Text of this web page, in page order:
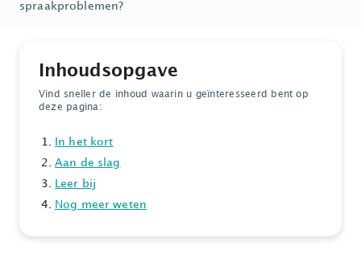
spraakproblemen?
Inhoudsopgave
Vind sneller de inhoud waarin u geïnteresseerd bent op
deze pagina:
In het kort
Aan de slag
Leer bij
Nog meer weten